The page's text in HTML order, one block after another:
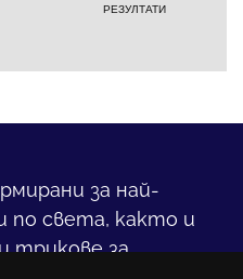
РЕЗУЛТАТИ
за най-
по света, както и
трикове за